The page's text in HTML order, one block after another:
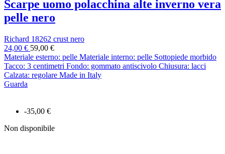
-35,00 €
Non disponibile
Scarpe uomo polacchina alte inverno vera
pelle nero
Richard 18262 crust nero
24,00 € 59,00 €
Materiale esterno: pelle Materiale interno: pelle Sottopiede morbido
Tacco: 3 centimetri Fondo: gommato antiscivolo Chiusura: lacci
Calzata: regolare Made in Italy
Guarda